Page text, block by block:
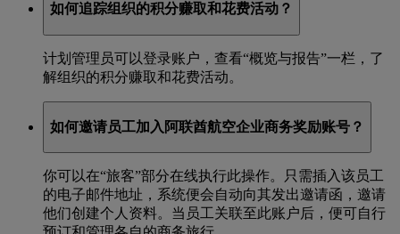
如何追踪组织的积分赚取和花费活动？
计划管理员可以登录账户，查看“概览与报告”一栏，了
解组织的积分赚取和花费活动。
如何邀请员工加入阿联酋航空企业商务奖励账号？
你可以在“旅客”部分在线执行此操作。只需插入该员工
的电子邮件地址，系统便会自动向其发出邀请函，邀请
他们创建个人资料。当员工关联至此账户后，便可自行